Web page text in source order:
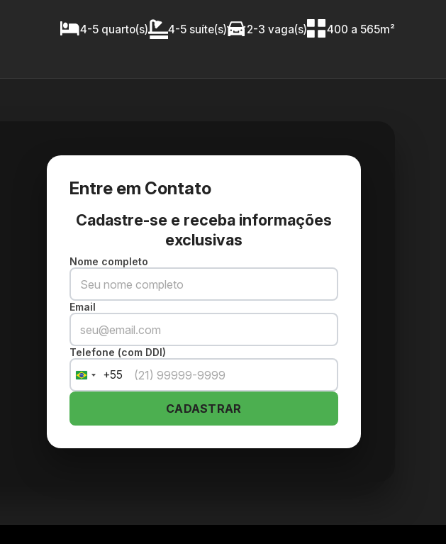
4-5 quarto(s) 4-5 suíte(s) 2-3 vaga(s) 400 a 565m²
Entre em Contato
Cadastre-se e receba informações
exclusivas
Nome completo
Email
Telefone (com DDI)
Brazil
+55
+55
CADASTRAR